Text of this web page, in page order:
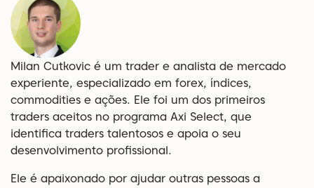
Milan Cutkovic é um trader e analista de mercado
experiente, especializado em forex, índices,
commodities e ações. Ele foi um dos primeiros
traders aceitos no programa Axi Select, que
identifica traders talentosos e apoia o seu
desenvolvimento profissional.
Ele é apaixonado por ajudar outras pessoas a